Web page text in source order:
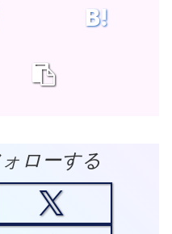
ローする